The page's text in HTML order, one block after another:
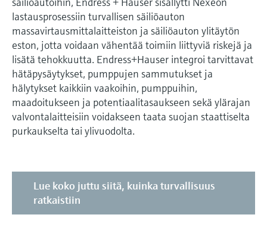
lastausprosessiin turvallisen säiliöauton
massavirtausmittalaitteiston ja säiliöauton ylitäytön
eston, jotta voidaan vähentää toimiin liittyviä riskejä ja
lisätä tehokkuutta. Endress+Hauser integroi tarvittavat
hätäpysäytykset, pumppujen sammutukset ja
hälytykset kaikkiin vaakoihin, pumppuihin,
maadoitukseen ja potentiaalitasaukseen sekä ylärajan
valvontalaitteisiin voidakseen taata suojan staattiselta
purkaukselta tai ylivuodolta.
Lue koko juttu siitä, kuinka turvallisuus
ratkaistiin